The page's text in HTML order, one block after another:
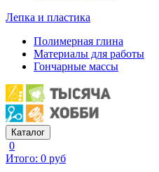
Лепка и пластика
Полимерная глина
Материалы для работы
Гончарные массы
Каталог
0
Итого: 0 руб